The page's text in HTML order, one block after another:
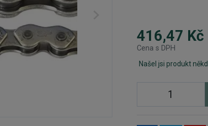
416,47 Kč
Cena s DPH
Našel jsi produkt